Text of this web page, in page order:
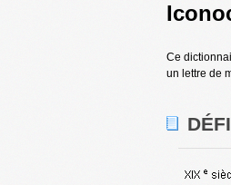
Ce
un lettre de